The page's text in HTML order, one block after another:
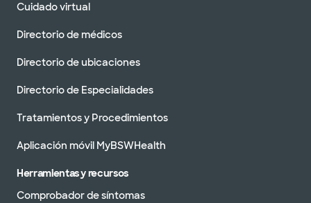
Cuidado virtual
Directorio de médicos
Directorio de ubicaciones
Directorio de Especialidades
Tratamientos y Procedimientos
Aplicación móvil MyBSWHealth
Herramientas y recursos
Comprobador de síntomas